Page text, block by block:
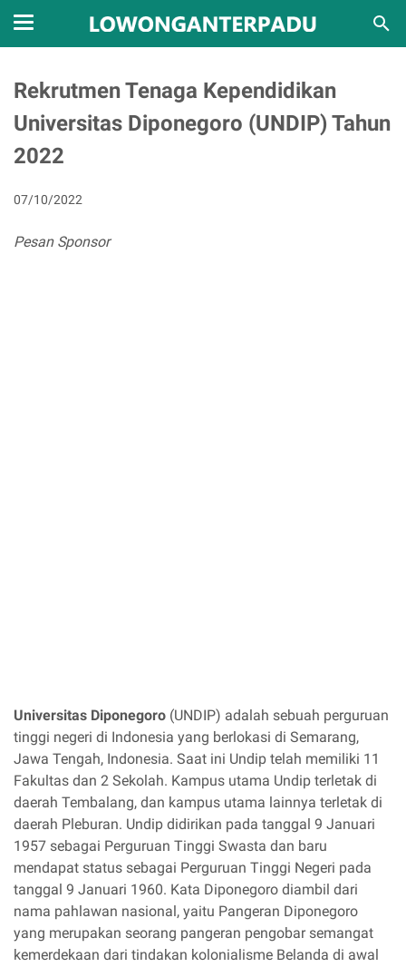
Rekrutmen Tenaga Kependidikan
Universitas Diponegoro (UNDIP) Tahun
2022
07/10/2022
Pesan Sponsor
Universitas Diponegoro (UNDIP) adalah sebuah perguruan
tinggi negeri di Indonesia yang berlokasi di Semarang,
Jawa Tengah, Indonesia. Saat ini Undip telah memiliki 11
Fakultas dan 2 Sekolah. Kampus utama Undip terletak di
daerah Tembalang, dan kampus utama lainnya terletak di
daerah Pleburan. Undip didirikan pada tanggal 9 Januari
1957 sebagai Perguruan Tinggi Swasta dan baru
mendapat status sebagai Perguruan Tinggi Negeri pada
tanggal 9 Januari 1960. Kata Diponegoro diambil dari
nama pahlawan nasional, yaitu Pangeran Diponegoro
yang merupakan seorang pangeran pengobar semangat
kemerdekaan dari tindakan kolonialisme Belanda di awal